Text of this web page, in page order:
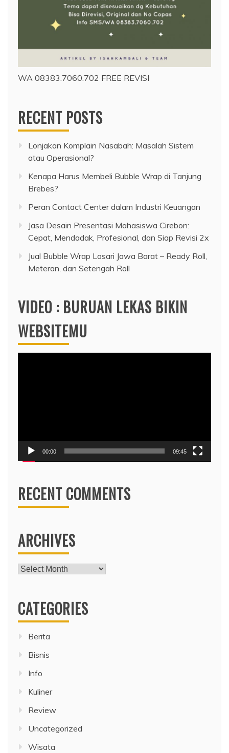
WA 08383.7060.702 FREE REVISI
RECENT POSTS
Lonjakan Komplain Nasabah: Masalah Sistem
atau Operasional?
Kenapa Harus Membeli Bubble Wrap di Tanjung
Brebes?
Peran Contact Center dalam Industri Keuangan
Jasa Desain Presentasi Mahasiswa Cirebon:
Cepat, Mendadak, Profesional, dan Siap Revisi 2x
Jual Bubble Wrap Losari Jawa Barat – Ready Roll,
Meteran, dan Setengah Roll
VIDEO : BURUAN LEKAS BIKIN
WEBSITEMU
00:00 09:45
RECENT COMMENTS
ARCHIVES
Archives
CATEGORIES
Berita
Bisnis
Info
Kuliner
Review
Uncategorized
Wisata